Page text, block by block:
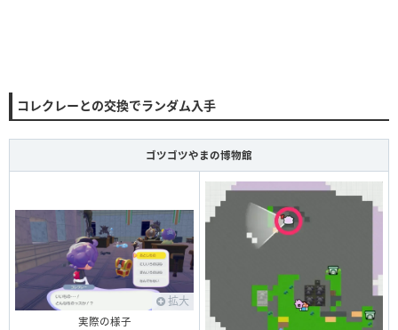
コレクレーとの交換でランダム入手
ゴツゴツやまの博物館
拡大
実際の様子